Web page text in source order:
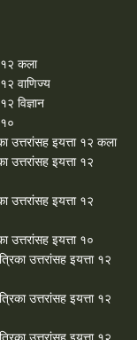
१२ कला
१२ वाणिज्य
विज्ञान
उत्तरांसह इयत्ता १२ कला
उत्तरांसह इयत्ता १२
उत्तरांसह इयत्ता १२
उत्तरांसह इयत्ता १०
उत्तरांसह इयत्ता १२
उत्तरांसह इयत्ता १२